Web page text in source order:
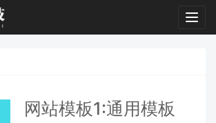
网站模板1:通用模板